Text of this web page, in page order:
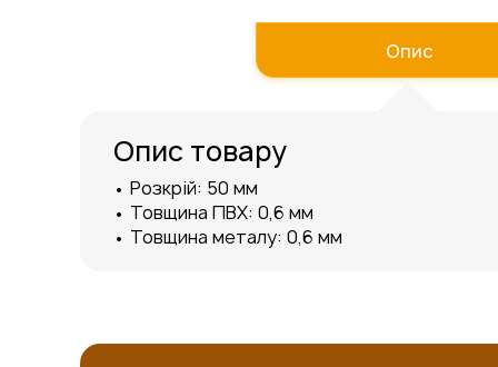
Опис
Опис товару
• Розкрій: 50 мм
• Товщина ПВХ: 0,6 мм
• Товщина металу: 0,6 мм